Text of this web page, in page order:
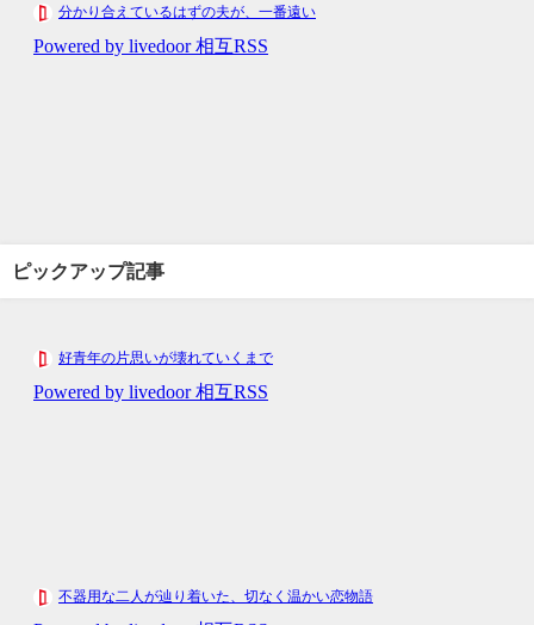
ピックアップ記事